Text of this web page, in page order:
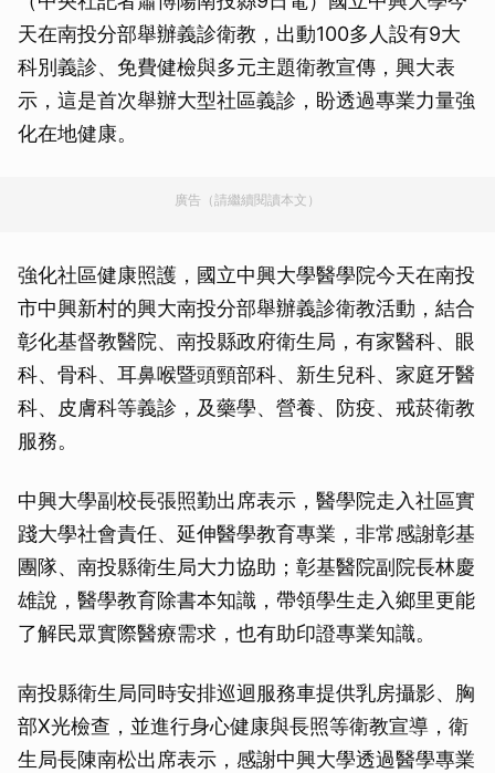
天在南投分部舉辦義診衛教，出動100多人設有9大
科別義診、免費健檢與多元主題衛教宣傳，興大表
示，這是首次舉辦大型社區義診，盼透過專業力量強
化在地健康。
廣告（請繼續閱讀本文）
強化社區健康照護，國立中興大學醫學院今天在南投
市中興新村的興大南投分部舉辦義診衛教活動，結合
彰化基督教醫院、南投縣政府衛生局，有家醫科、眼
科、骨科、耳鼻喉暨頭頸部科、新生兒科、家庭牙醫
科、皮膚科等義診，及藥學、營養、防疫、戒菸衛教
服務。
中興大學副校長張照勤出席表示，醫學院走入社區實
踐大學社會責任、延伸醫學教育專業，非常感謝彰基
團隊、南投縣衛生局大力協助；彰基醫院副院長林慶
雄說，醫學教育除書本知識，帶領學生走入鄉里更能
了解民眾實際醫療需求，也有助印證專業知識。
南投縣衛生局同時安排巡迴服務車提供乳房攝影、胸
部X光檢查，並進行身心健康與長照等衛教宣導，衛
生局長陳南松出席表示，感謝中興大學透過醫學專業